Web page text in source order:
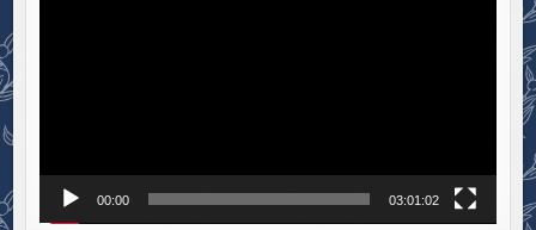
00:00 03:01:02